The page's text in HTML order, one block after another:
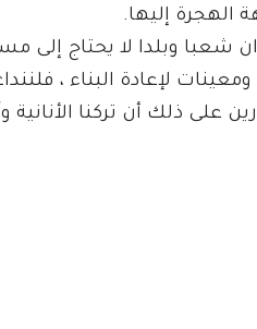
الهجرة إليها.
شعبا وبلدا لا يحتاج إلى
لإعادة البناء ،
على ذلك أن تركنا الأنانية